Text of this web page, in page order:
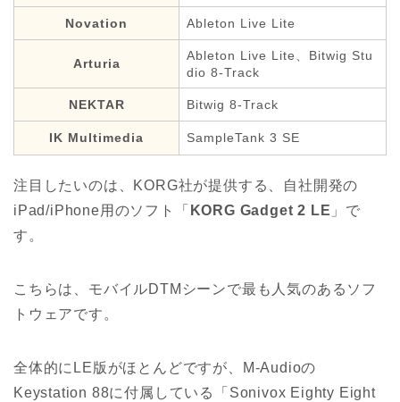
Novation Ableton Live Lite
Arturia
Ableton Live Lite、 Bitwig Stu
dio 8-Track
NEKTAR Bitwig 8-Track
IK Multimedia SampleTank 3 SE
注目したいのは、KORG社が提供する、自社開発の
iPad/iPhone用のソフト「 KORG Gadget 2 LE 」で
す。
こちらは、モバイルDTMシーンで最も人気のあるソフ
トウェアです。
全体的にLE版がほとんどですが、M-Audioの
Keystation 88に付属している「 Sonivox Eighty Eight